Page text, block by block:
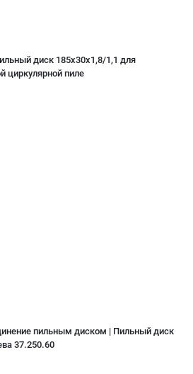
диск 185x30x1,8/1,1 для
циркулярной пиле
пильным диском | Пильный диск
37.250.60